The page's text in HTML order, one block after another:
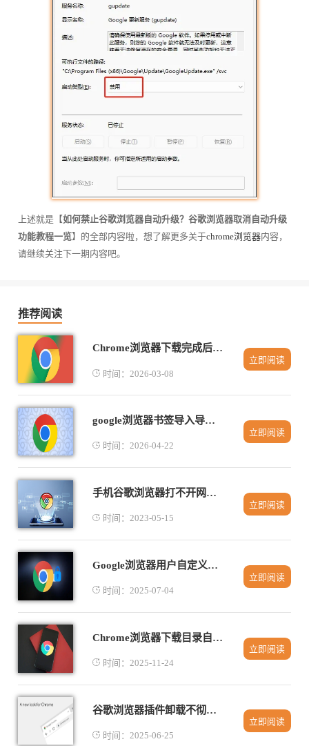
上述就是【如何禁止谷歌浏览器自动升级？谷歌浏览器取消自动升级
功能教程一览】的全部内容啦，想了解更多关于chrome浏览器内容，
请继续关注下一期内容吧。
推荐阅读
Chrome浏览器下载完成后功能配置快速教程
时间：2026-03-08
立即阅读
google浏览器书签导入导出操作流程及技巧教程
时间：2026-04-22
立即阅读
手机谷歌浏览器打不开网页怎么解决
时间：2023-05-15
立即阅读
Google浏览器用户自定义快捷键最新趋势
时间：2025-07-04
立即阅读
Chrome浏览器下载目录自定义设置教程
时间：2025-11-24
立即阅读
谷歌浏览器插件卸载不彻底解决方案
时间：2025-06-25
立即阅读